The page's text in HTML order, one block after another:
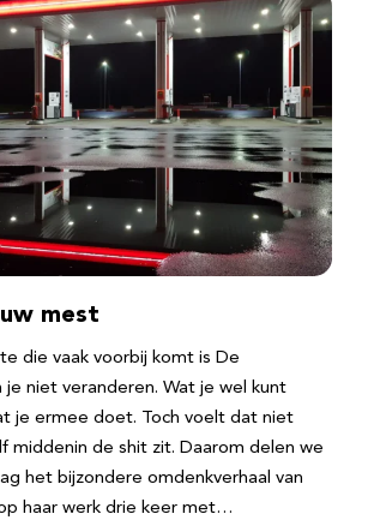
mest
die vaak voorbij komt is De
je niet veranderen. Wat je wel kunt
je ermee doet. Toch voelt dat niet
middenin de shit zit. Daarom delen we
het bijzondere omdenkverhaal van
haar werk drie keer met…